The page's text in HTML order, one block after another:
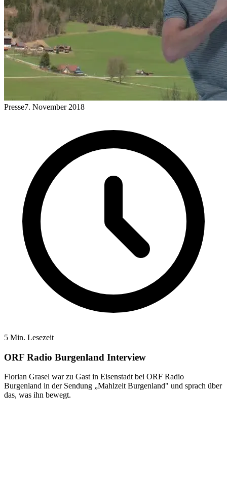
Presse7. November 2018
5 Min. Lesezeit
ORF Radio Burgenland Interview
Florian Grasel war zu Gast in Eisenstadt bei ORF Radio
Burgenland in der Sendung „Mahlzeit Burgenland" und sprach über
das, was ihn bewegt.